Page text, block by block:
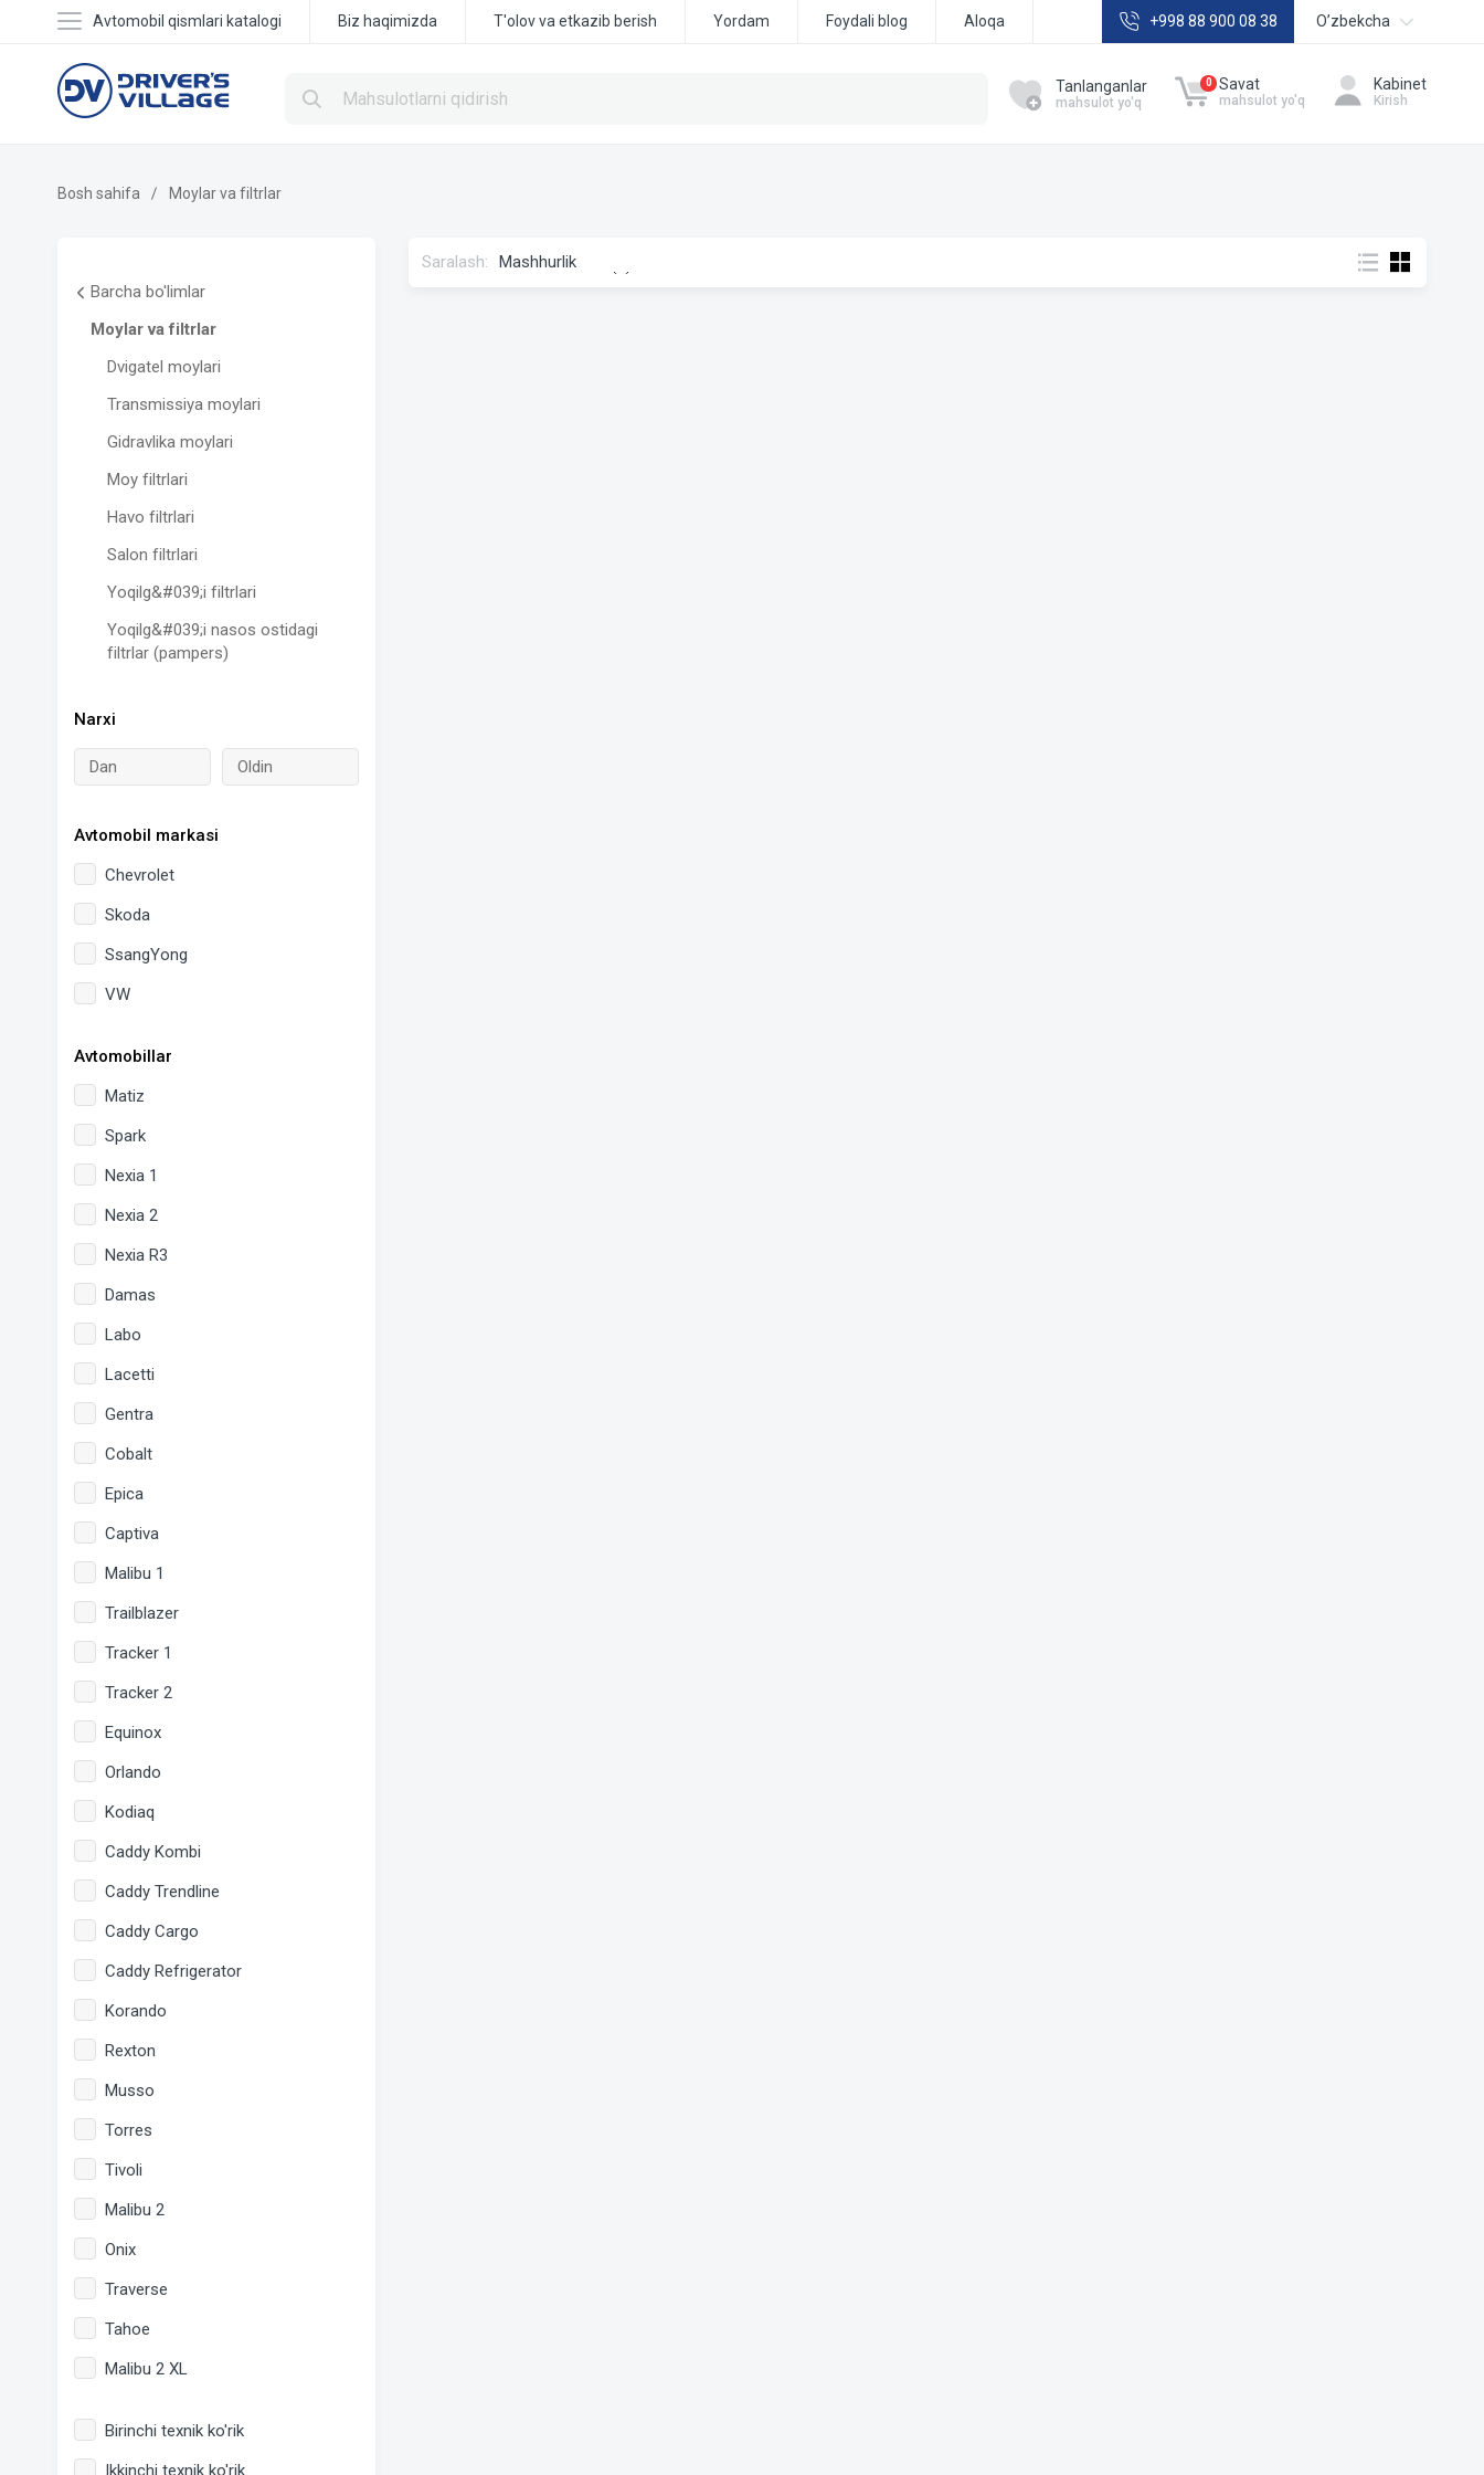
Avtomobil qismlari katalogi Biz haqimizda T'olov va etkazib berish Yordam Foydali blog Aloqa +998 88 900 08 38 Oʼzbekcha
Tanlanganlar
mahsulot yo'q
0 Savat
mahsulot yo'q
Kabinet
Kirish
Bosh sahifa Moylar va filtrlar
Barcha bo'limlar
Moylar va filtrlar
Dvigatel moylari
Transmissiya moylari
Gidravlika moylari
Moy filtrlari
Havo filtrlari
Salon filtrlari
Yoqilg&#039;i filtrlari
Yoqilg&#039;i nasos ostidagi
filtrlar (pampers)
Narxi
Avtomobil markasi
Chevrolet
Skoda
SsangYong
VW
Avtomobillar
Matiz
Spark
Nexia 1
Nexia 2
Nexia R3
Damas
Labo
Lacetti
Gentra
Cobalt
Epica
Captiva
Malibu 1
Trailblazer
Tracker 1
Tracker 2
Equinox
Orlando
Kodiaq
Caddy Kombi
Caddy Trendline
Caddy Cargo
Caddy Refrigerator
Korando
Rexton
Musso
Torres
Tivoli
Malibu 2
Onix
Traverse
Tahoe
Malibu 2 XL
Birinchi texnik ko'rik
Ikkinchi texnik ko'rik
Saralash: